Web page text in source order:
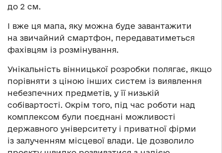
до 2 см.
І вже ця мапа, яку можна буде завантажити
на звичайний смартфон, передаватиметься
фахівцям із розмінування.
Унікальність вінницької розробки полягає, якщо
порівняти з ціною інших систем із виявлення
небезпечних предметів, у її низькій
собівартості. Окрім того, під час роботи над
комплексом були поєднані можливості
державного університету і приватної фірми
із залученням місцевої влади. Це дозволило